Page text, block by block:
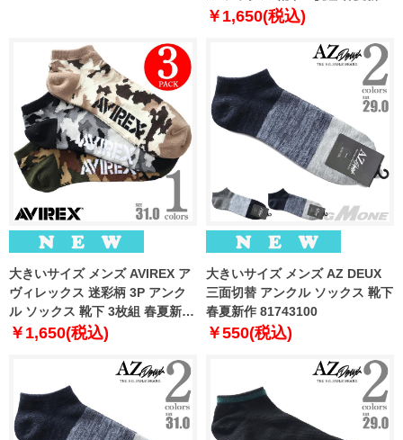
81713400
￥1,650(税込)
大きいサイズ メンズ AVIREX ア
ヴィレックス 迷彩柄 3P アンク
ル ソックス 靴下 3枚組 春夏新作
81713500
￥1,650(税込)
大きいサイズ メンズ AZ DEUX
三面切替 アンクル ソックス 靴下
春夏新作 81743100
￥550(税込)